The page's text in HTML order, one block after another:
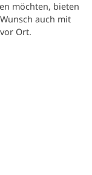
möchten, bieten
auch mit
Ort.